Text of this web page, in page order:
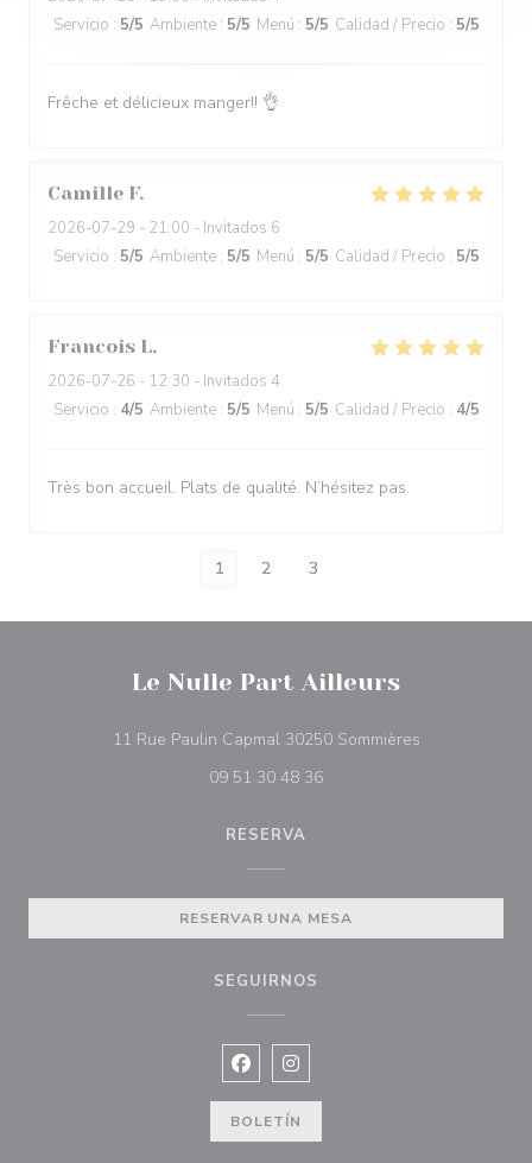
Servicio : 5/5 Ambiente : 5/5 Menú : 5/5 Calidad / Precio : 5/5
Frêche et délicieux manger!! 👌
Camille F
2026-07-29 - 21:00 - Invitados 6
Servicio : 5/5 Ambiente : 5/5 Menú : 5/5 Calidad / Precio : 5/5
Francois L
2026-07-26 - 12:30 - Invitados 4
Servicio : 4/5 Ambiente : 5/5 Menú : 5/5 Calidad / Precio : 4/5
Très bon accueil. Plats de qualité. N’hésitez pas.
1 2 3
Le Nulle Part Ailleurs
11 Rue Paulin Capmal 30250 Sommières((abre en una
09 51 30 48 36
RESERVA
RESERVAR UNA MESA
SEGUIRNOS
Facebook ((abre en una nueva
Instagram ((abre en una
BOLETÍN